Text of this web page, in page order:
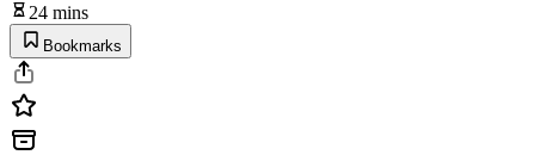
24 mins
Bookmarks